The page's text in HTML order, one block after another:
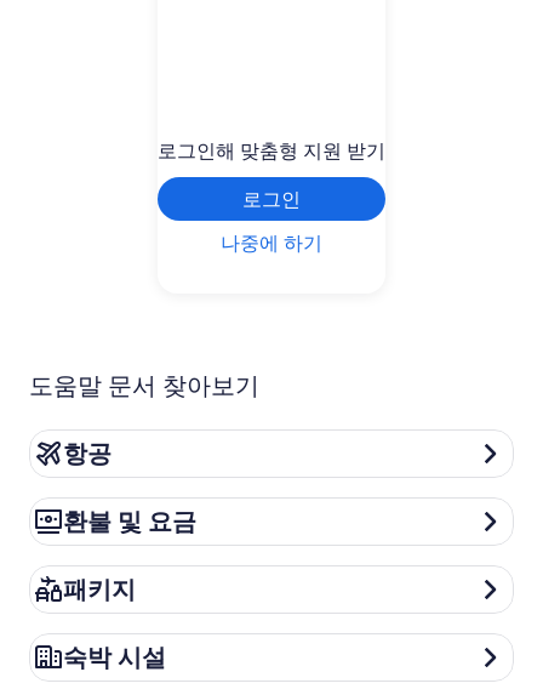
로그인해 맞춤형 지원 받기
로그인
나중에 하기
도움말 문서 찾아보기
항공
항공
환불 및 요금
환불 및 요금
패키지
패키지
숙박 시설
숙박 시설